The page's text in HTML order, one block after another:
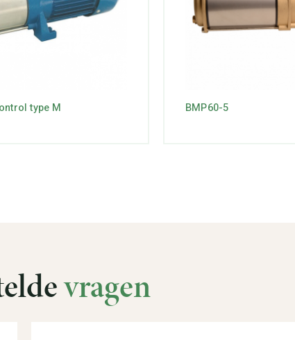
type M BMP60-5
vragen